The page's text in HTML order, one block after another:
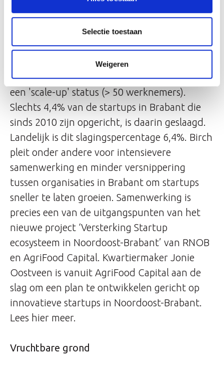
Selectie toestaan
Weigeren
stad van Brabant (Eindhoven op 1). Startups
zijn belangrijk voor de economische
ontwikkeling en brede welvaart van regio's.
Maar uit het onderzoek blijkt dat het voor
startups moeilijk blijft om op te schalen naar
een 'scale-up' status (> 50 werknemers).
Slechts 4,4% van de startups in Brabant die
sinds 2010 zijn opgericht, is daarin geslaagd.
Landelijk is dit slagingspercentage 6,4%. Birch
pleit onder andere voor intensievere
samenwerking en minder versnippering
tussen organisaties in Brabant om startups
sneller te laten groeien. Samenwerking is
precies een van de uitgangspunten van het
nieuwe project ‘Versterking Startup
ecosysteem in Noordoost-Brabant’ van RNOB
en AgriFood Capital. Kwartiermaker Jonie
Oostveen is vanuit AgriFood Capital aan de
slag om een plan te ontwikkelen gericht op
innovatieve startups in Noordoost-Brabant.
Lees hier meer.
Vruchtbare grond